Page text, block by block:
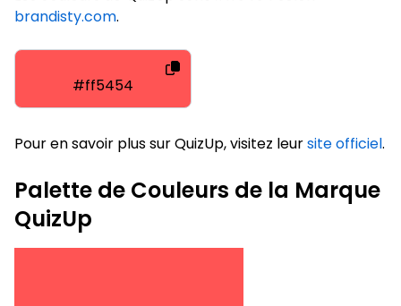
brandisty.com.
#ff5454
Pour en savoir plus sur QuizUp, visitez leursite officiel.
Palette de Couleurs de la Marque
QuizUp